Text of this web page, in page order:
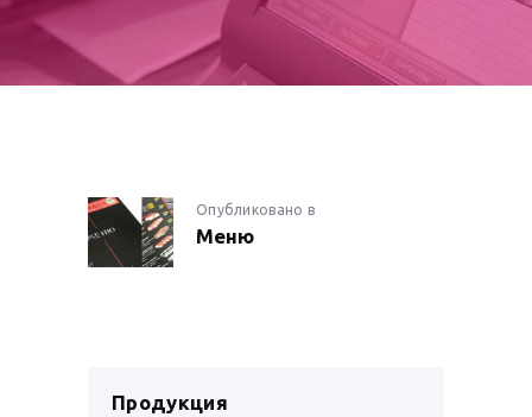
НАВИГАЦИЯ
ПО
Опубликовано вПредыдущая
Меню
Продукция